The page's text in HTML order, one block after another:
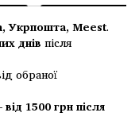
Укрпошта, Meest.
днів після
обраної
1500 грн після